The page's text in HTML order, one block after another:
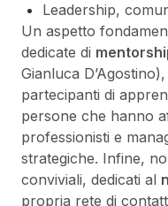
Leadership,
Un aspetto
dedicate di
Gianluca
partecipanti di
persone che hanno
professionisti e
strategiche. Infine,
conviviali, dedicati al
propria rete di